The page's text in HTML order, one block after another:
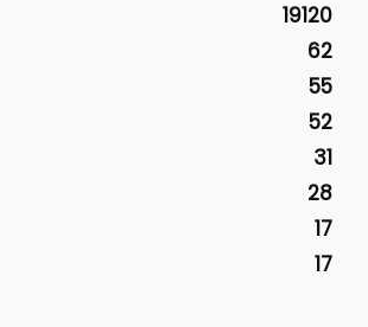
19120
62
55
52
31
28
17
17